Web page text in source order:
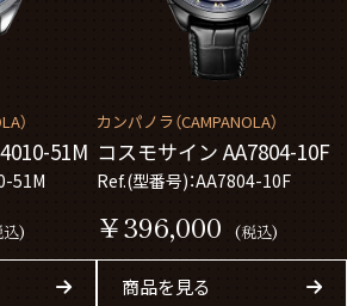
）
51M
51M
)
カンパノラ（CAMPANOLA）
コスモサイン AA7804-10F
Ref.(型番号)：AA7804-10F
￥396,000 (税込)
商品を見る